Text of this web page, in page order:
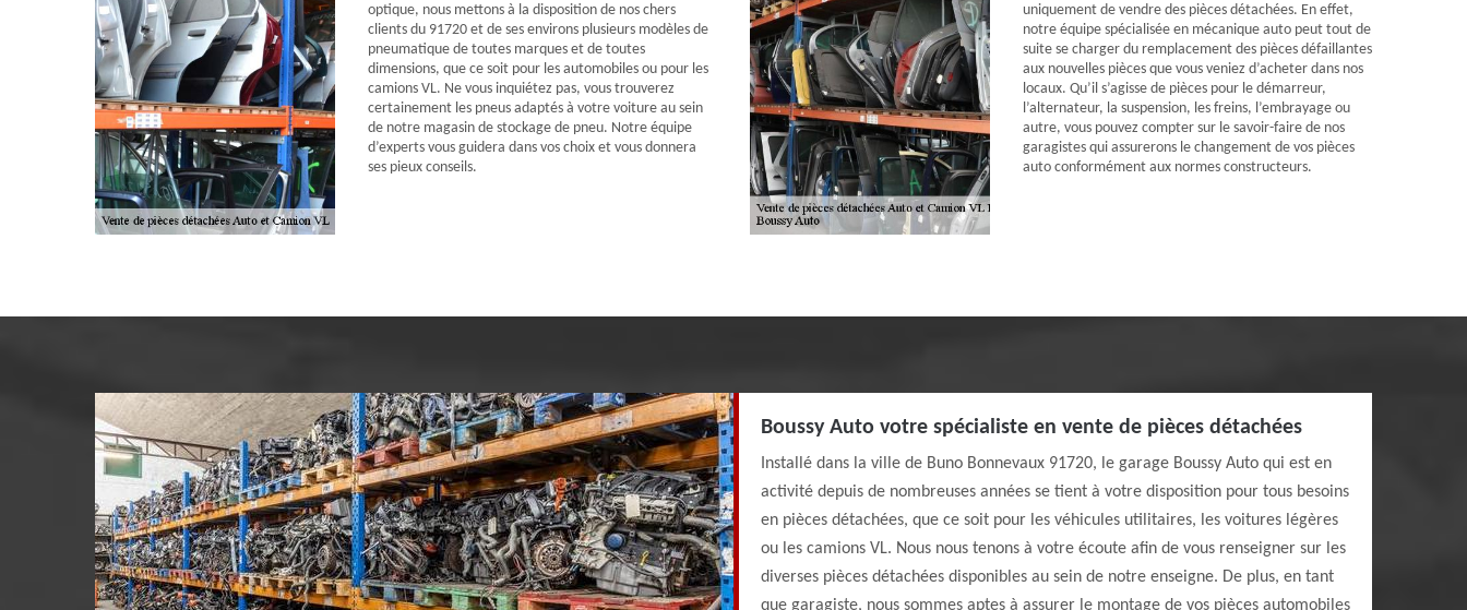
optique, nous mettons à la disposition de nos chers
clients du 91720 et de ses environs plusieurs modèles de
pneumatique de toutes marques et de toutes
dimensions, que ce soit pour les automobiles ou pour les
camions VL. Ne vous inquiétez pas, vous trouverez
certainement les pneus adaptés à votre voiture au sein
de notre magasin de stockage de pneu. Notre équipe
d’experts vous guidera dans vos choix et vous donnera
ses pieux conseils.
uniquement de vendre des pièces détachées. En effet,
notre équipe spécialisée en mécanique auto peut tout de
suite se charger du remplacement des pièces défaillantes
aux nouvelles pièces que vous veniez d’acheter dans nos
locaux. Qu’il s’agisse de pièces pour le démarreur,
l’alternateur, la suspension, les freins, l’embrayage ou
autre, vous pouvez compter sur le savoir-faire de nos
garagistes qui assurerons le changement de vos pièces
auto conformément aux normes constructeurs.
Boussy Auto votre spécialiste en vente de pièces détachées
Installé dans la ville de Buno Bonnevaux 91720, le garage Boussy Auto qui est en
activité depuis de nombreuses années se tient à votre disposition pour tous besoins
en pièces détachées, que ce soit pour les véhicules utilitaires, les voitures légères
ou les camions VL. Nous nous tenons à votre écoute afin de vous renseigner sur les
diverses pièces détachées disponibles au sein de notre enseigne. De plus, en tant
que garagiste, nous sommes aptes à assurer le montage de vos pièces automobiles